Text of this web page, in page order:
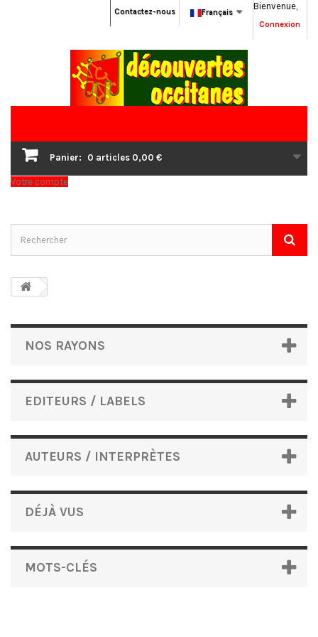
Bienvenue,
Connexion
Français
Contactez-nous
Panier: 0 articles 0,00 €
Votre compte
NOS RAYONS
EDITEURS / LABELS
AUTEURS / INTERPRÈTES
DÉJÀ VUS
MOTS-CLÉS